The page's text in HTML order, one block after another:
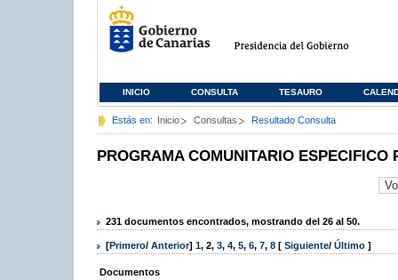
INICIO CONSULTA TESAURO
Estás en: Inicio Consultas Resultado Consulta
PROGRAMA COMUNITARIO ESPECIFICO
231 documentos encontrados, mostrando del 26 al 50.
[Primero/ Anterior] 1, 2, 3, 4, 5, 6, 7, 8 [ Siguiente/ Último ]
Documentos